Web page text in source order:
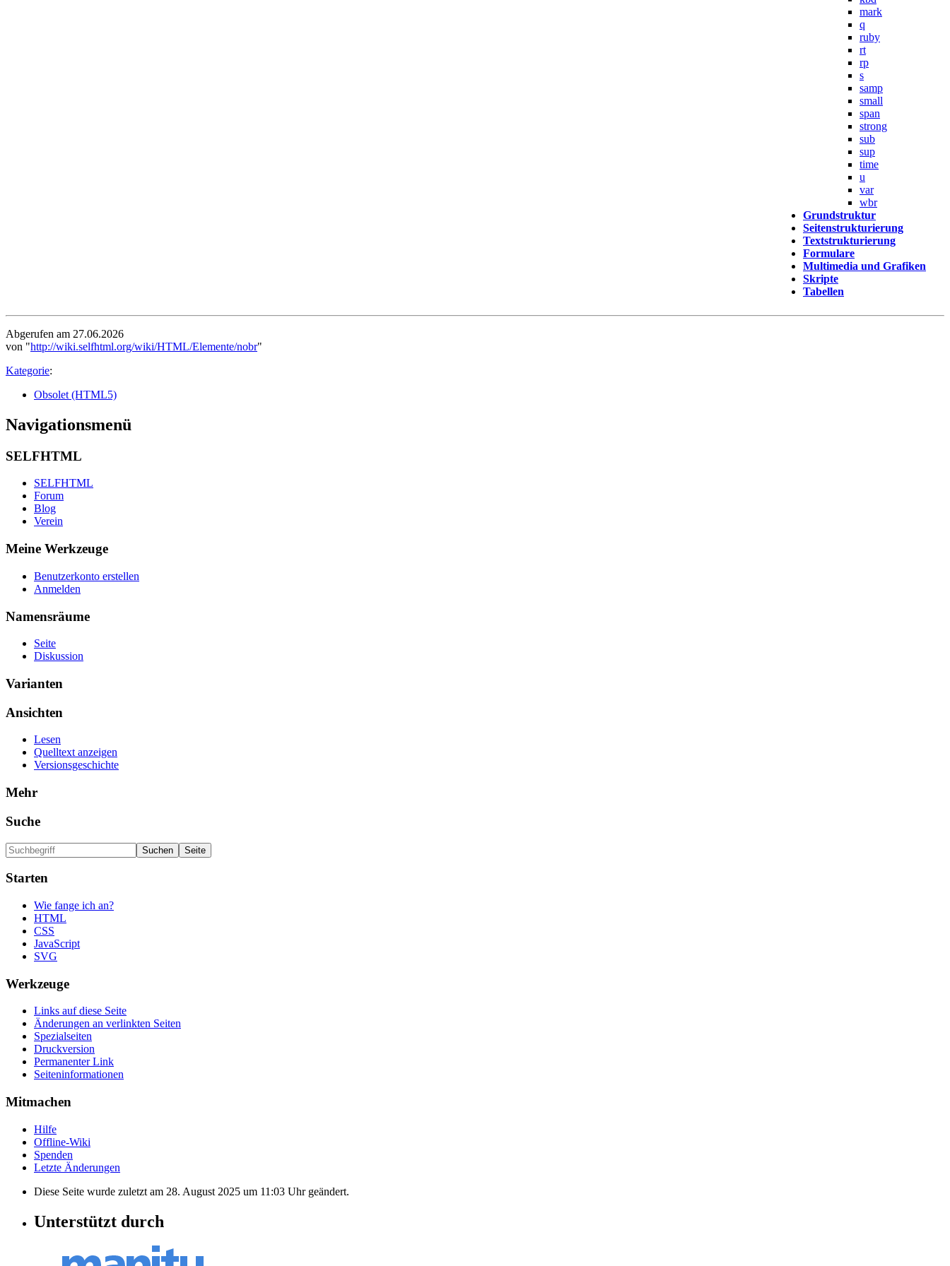
mark
q
ruby
rt
rp
s
samp
small
span
strong
sub
sup
time
u
var
wbr
Grundstruktur
Seitenstrukturierung
Textstrukturierung
Formulare
Multimedia und Grafiken
Skripte
Tabellen
Abgerufen am 27.06.2026
von "http://wiki.selfhtml.org/wiki/HTML/Elemente/nobr"
Kategorie:
Obsolet (HTML5)
Navigationsmenü
SELFHTML
SELFHTML
Forum
Blog
Verein
Meine Werkzeuge
Benutzerkonto erstellen
Anmelden
Namensräume
Seite
Diskussion
Varianten
Ansichten
Lesen
Quelltext anzeigen
Versionsgeschichte
Mehr
Suche
Starten
Wie fange ich an?
HTML
CSS
JavaScript
SVG
Werkzeuge
Links auf diese Seite
Änderungen an verlinkten Seiten
Spezialseiten
Druckversion
Permanenter Link
Seiten­informationen
Mitmachen
Hilfe
Offline-Wiki
Spenden
Letzte Änderungen
Diese Seite wurde zuletzt am 28. August 2025 um 11:03 Uhr geändert.
Unterstützt durch